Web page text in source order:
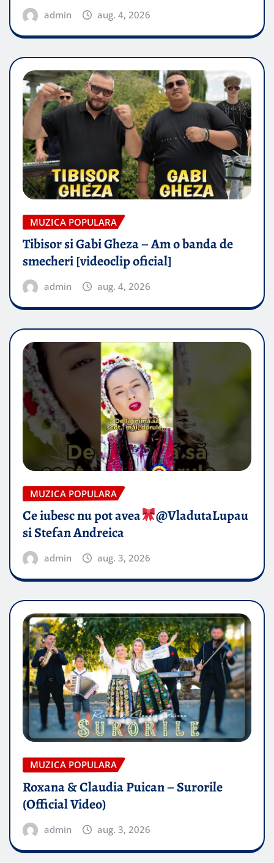
admin aug. 4, 2026
MUZICA POPULARA
Tibisor si Gabi Gheza – Am o banda de
smecheri [videoclip oficial]
admin aug. 4, 2026
MUZICA POPULARA
Ce iubesc nu pot avea
​@VladutaLupau
si Stefan Andreica
admin aug. 3, 2026
MUZICA POPULARA
Roxana & Claudia Puican – Surorile
(Official Video)
admin aug. 3, 2026